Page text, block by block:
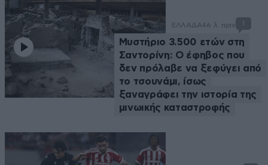
ΕΛΛΑΔΑ46 λ. πριν 1
Μυστήριο 3.500 ετών στη
Σαντορίνη: Ο έφηβος που
δεν πρόλαβε να ξεφύγει από
το τσουνάμι, ίσως
ξαναγράφει την ιστορία της
μινωικής καταστροφής